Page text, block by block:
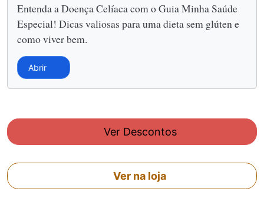
Entenda a Doença Celíaca com o Guia Minha Saúde
Especial! Dicas valiosas para uma dieta sem glúten e
como viver bem.
Abrir
Ver Descontos
Ver na loja